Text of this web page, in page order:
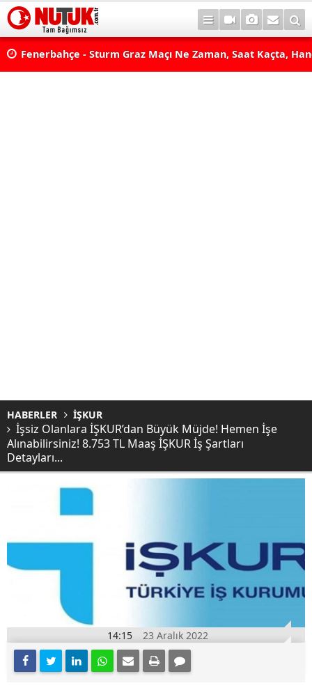
Fenerbahçe - Sturm Graz Maçı Ne Zaman, Saat Kaçta,
HABERLER İŞKUR
İşsiz Olanlara İŞKUR’dan Büyük Müjde! Hemen İşe
Alınabilirsiniz! 8.753 TL Maaş İŞKUR İş Şartları
Detayları...
14:15 23 Aralık 2022